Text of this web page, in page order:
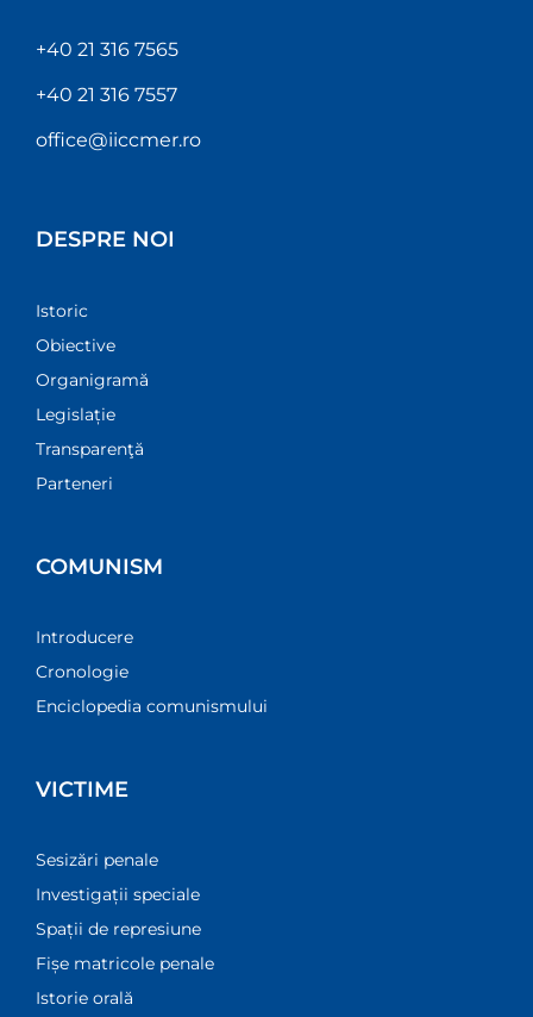
+40 21 316 7565
+40 21 316 7557
office@iiccmer.ro
DESPRE NOI
Istoric
Obiective
Organigramă
Legislație
Transparenţă
Parteneri
COMUNISM
Introducere
Cronologie
Enciclopedia comunismului
VICTIME
Sesizări penale
Investigații speciale
Spații de represiune
Fișe matricole penale
Istorie orală